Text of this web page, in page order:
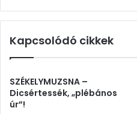
Kapcsolódó cikkek
SZÉKELYMUZSNA –
Dicsértessék, „plébános
úr”!